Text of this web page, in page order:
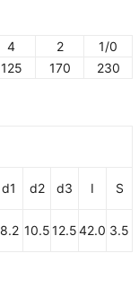
4 2
1/0
125 170 230
d1 d2 d3 I S
8.2 10.512.542.0 3.5